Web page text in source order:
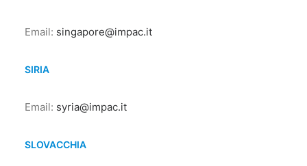
Email: singapore@impac.it
SIRIA
Email: syria@impac.it
SLOVACCHIA